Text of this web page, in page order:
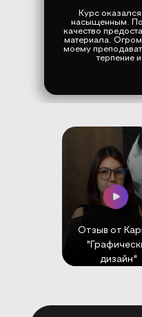
Курс
насыщенным.
качество
материала.
моему
терпение
Отзыв от
дизайн"